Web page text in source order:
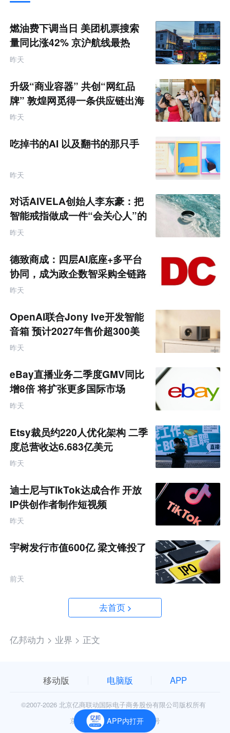
未
来
零
售
跨
境
商
产
业
互
联
网
题
燃油费下调当日 美团机票搜索
量同比涨42% 京沪航线最热
昨天
升级“商业容器” 共创“网红品
牌” 敦煌网觅得一条供应链出海
的新路径
昨天
吃掉书的AI 以及翻书的那只手
昨天
对话AIVELA创始人李东豪：把
智能戒指做成一件“会关心人”的
饰品
昨天
德致商成：四层AI底座+多平台
协同，成为政企数智采购全链路
服务商
昨天
OpenAI联合Jony Ive开发智能
音箱 预计2027年售价超300美
元
昨天
eBay直播业务二季度GMV同比
增8倍 将扩张更多国际市场
昨天
Etsy裁员约220人优化架构 二季
度总营收达6.683亿美元
昨天
迪士尼与TikTok达成合作 开放
IP供创作者制作短视频
昨天
宇树发行市值600亿 梁文锋投了
前天
去首页
亿邦动力 > 业界 > 正文
APP内打开
移动版 电脑版 APP
©2007-2026 北京亿商联动国际电子商务股份有限公司版权所有
京公网安备11010602006906号